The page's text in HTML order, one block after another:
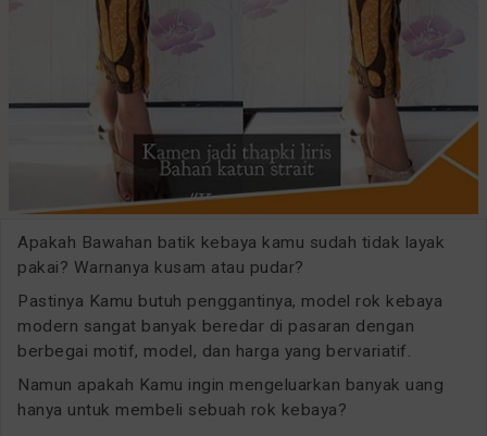
Apakah Bawahan batik kebaya kamu sudah tidak layak
pakai? Warnanya kusam atau pudar?
Pastinya Kamu butuh penggantinya, model rok kebaya
modern sangat banyak beredar di pasaran dengan
berbegai motif, model, dan harga yang bervariatif.
Namun apakah Kamu ingin mengeluarkan banyak uang
hanya untuk membeli sebuah rok kebaya?